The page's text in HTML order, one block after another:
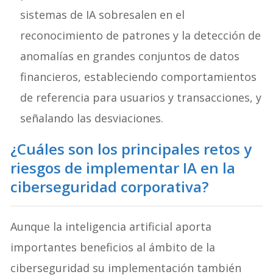
sistemas de IA sobresalen en el
reconocimiento de patrones y la detección de
anomalías en grandes conjuntos de datos
financieros, estableciendo comportamientos
de referencia para usuarios y transacciones, y
señalando las desviaciones.
¿Cuáles son los principales retos y
riesgos de implementar IA en la
ciberseguridad corporativa?
Aunque la inteligencia artificial aporta
importantes beneficios al ámbito de la
ciberseguridad su implementación también